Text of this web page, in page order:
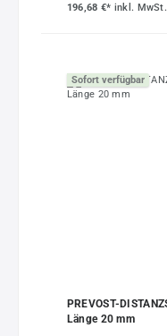
196,68 €* inkl. MwSt.
Sofort verfügbar
PREVOST-
Länge 20 mm